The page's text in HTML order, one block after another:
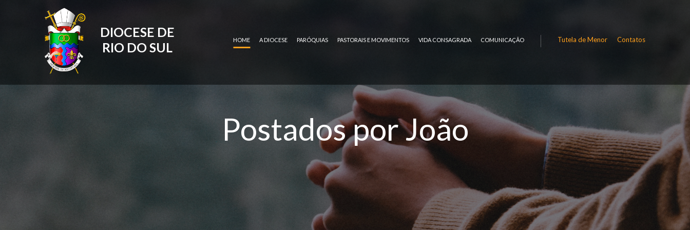
DIOCESE DE
RIO DO SUL
HOME A DIOCESE PARÓQUIAS PASTORAIS E MOVIMENTOS VIDA CONSAGRADA COMUNICAÇÃO Tutela de Menor Contatos
Postados por João